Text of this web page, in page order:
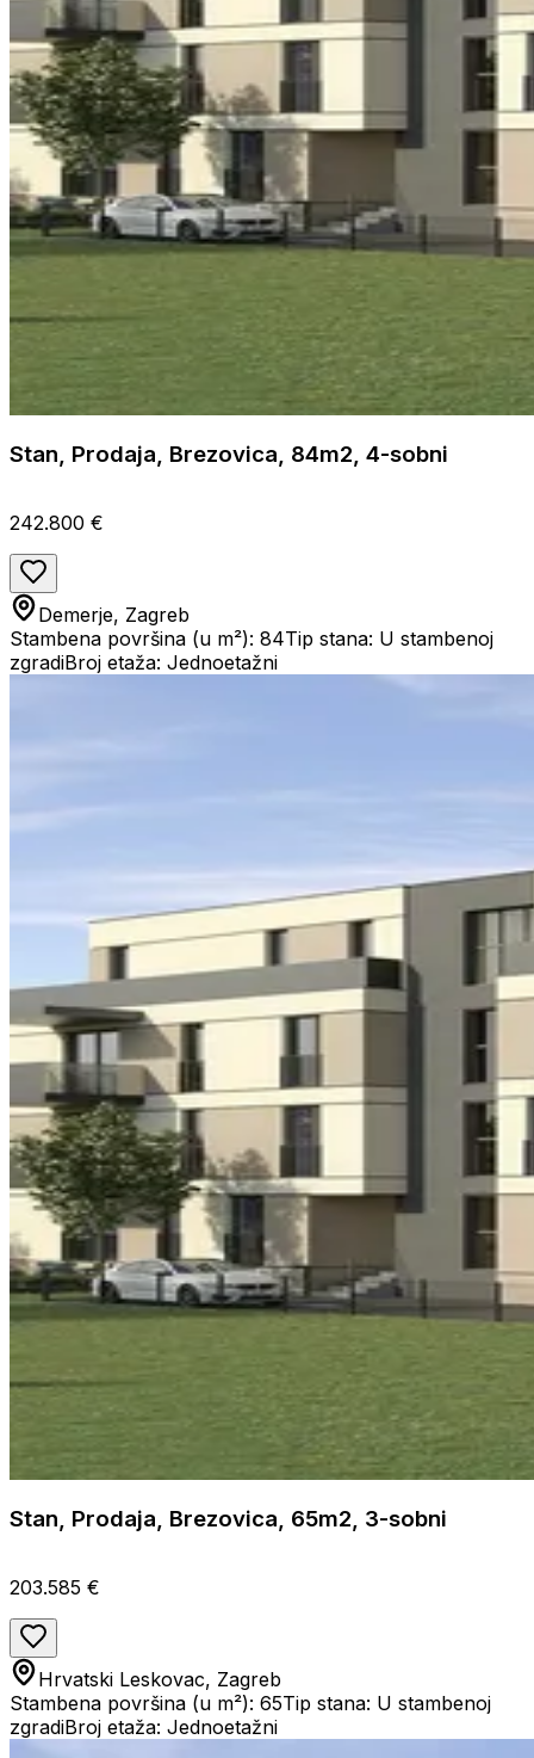
Stan, Prodaja, Brezovica, 84m2, 4-sobni
242.800 €
Demerje, Zagreb
Stambena površina (u m²): 84Tip stana: U stambenoj
zgradiBroj etaža: Jednoetažni
Stan, Prodaja, Brezovica, 65m2, 3-sobni
203.585 €
Hrvatski Leskovac, Zagreb
Stambena površina (u m²): 65Tip stana: U stambenoj
zgradiBroj etaža: Jednoetažni